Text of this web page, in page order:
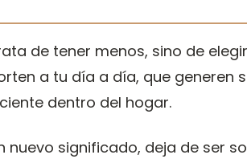
de tener menos, sino de
a tu día a día, que generen
dentro del hogar.
nuevo significado, deja de ser